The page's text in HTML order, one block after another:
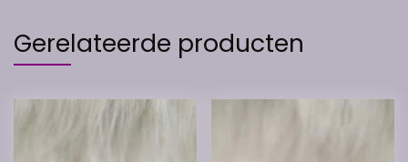
Gerelateerde producten